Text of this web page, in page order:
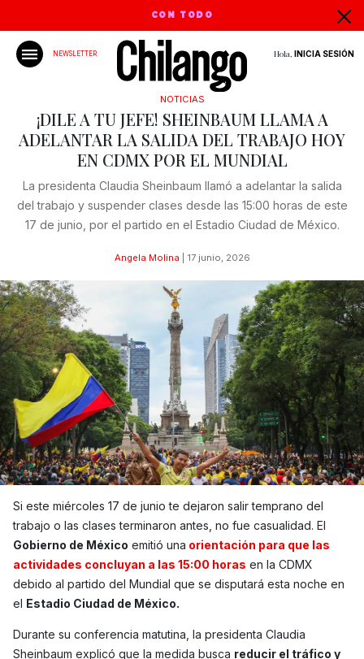
CON TODO
NEWSLETTER Hola, INICIA SESIÓN
NOTICIAS
¡DILE A TU JEFE! SHEINBAUM LLAMA A
ADELANTAR LA SALIDA DEL TRABAJO HOY
EN CDMX POR EL MUNDIAL
La presidenta Claudia Sheinbaum llamó a adelantar la salida
del trabajo y suspender clases desde las 15:00 horas de este
17 de junio, por el partido en el Estadio Ciudad de México.
Angela Molina 17 junio, 2026
Si este miércoles 17 de junio te dejaron salir temprano del
trabajo o las clases terminaron antes, no fue casualidad. El
Gobierno de México emitió una orientación para que las
actividades concluyan a las 15:00 horas en la CDMX
debido al partido del Mundial que se disputará esta noche en
el Estadio Ciudad de México.
Durante su conferencia matutina, la presidenta Claudia
Sheinbaum explicó que la medida busca reducir el tráfico y